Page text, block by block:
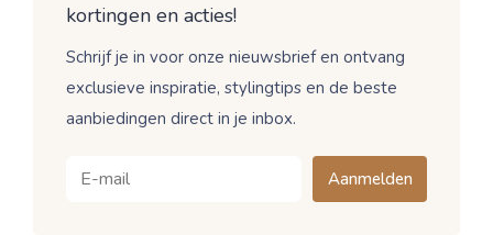
kortingen en acties!
Schrijf je in voor onze nieuwsbrief en ontvang
exclusieve inspiratie, stylingtips en de beste
aanbiedingen direct in je inbox.
Aanmelden